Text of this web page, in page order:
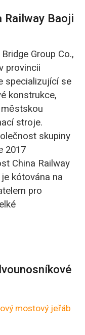
Railway Baoji
Group Co.,
provincii
specializující se
konstrukce,
stroje.
skupiny
2017
China Railway
kótována na
pro
mostový jeřáb